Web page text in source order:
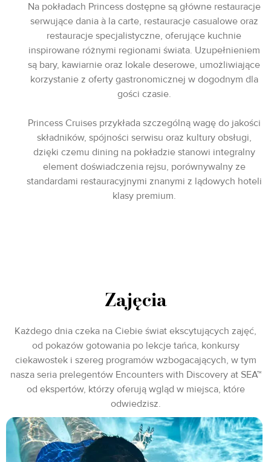
Na pokładach Princess dostępne są główne restauracje
serwujące dania à la carte, restauracje casualowe oraz
restauracje specjalistyczne, oferujące kuchnie
inspirowane różnymi regionami świata. Uzupełnieniem
są bary, kawiarnie oraz lokale deserowe, umożliwiające
korzystanie z oferty gastronomicznej w dogodnym dla
gości czasie.
Princess Cruises przykłada szczególną wagę do jakości
składników, spójności serwisu oraz kultury obsługi,
dzięki czemu dining na pokładzie stanowi integralny
element doświadczenia rejsu, porównywalny ze
standardami restauracyjnymi znanymi z lądowych hoteli
klasy premium.
Zajęcia
Każdego dnia czeka na Ciebie świat ekscytujących zajęć,
od pokazów gotowania po lekcje tańca, konkursy
ciekawostek i szereg programów wzbogacających, w tym
nasza seria prelegentów Encounters with Discovery at SEA™
od ekspertów, którzy oferują wgląd w miejsca, które
odwiedzisz.